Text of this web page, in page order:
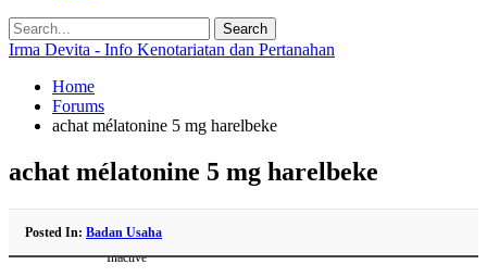
Irma Devita - Info Kenotariatan dan Pertanahan
Home
Forums
achat mélatonine 5 mg harelbeke
achat mélatonine 5 mg harelbeke
Posted In: Badan Usaha
Inactive